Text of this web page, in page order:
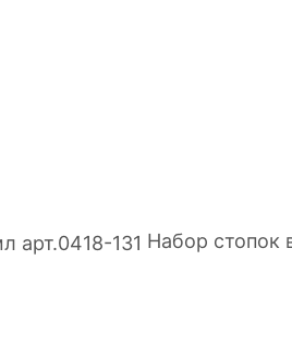
Набор стопок